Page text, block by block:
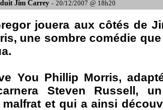
Jim Carrey - 20/12/2007 @ 18h20
jouera aux côtés de
une sombre comédie
You Phillip Morris,
Steven Russell,
malfrat et qui a ainsi